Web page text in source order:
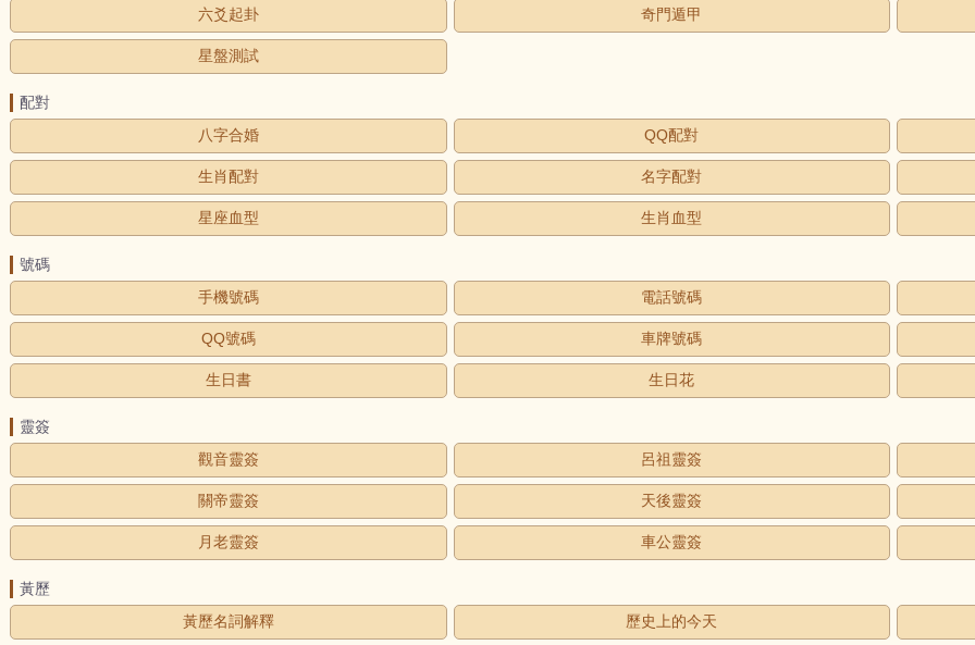
六爻起卦 奇門遁甲
星盤測試
配對
八字合婚
QQ配對
生肖配對 名字配對
星座血型 生肖血型
號碼
手機號碼
電話號碼
QQ號碼 車牌號碼
生日書 生日花
靈簽
觀音靈簽
呂祖靈簽
關帝靈簽 天後靈簽
月老靈簽 車公靈簽
黃歷
黃歷名詞解釋
歷史上的今天